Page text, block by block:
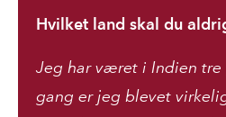
Hvilket land skal du
Jeg har været i Indien tre
gang er jeg blevet